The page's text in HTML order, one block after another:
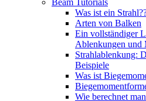
Beam Tutorials
Was ist ein
Arten von Balken
Ein vollständiger
Ablenkungen und
Strahlablenkung:
Beispiele
Was ist
Wie berechnet